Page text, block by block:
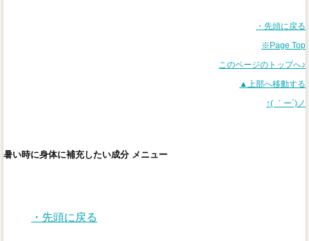
・先頭に戻る
※Page Top
このページのトップへ♪
▲上部へ移動する
↑( ｀ー´)ノ
暑い時に身体に補充したい成分 メニュー
・先頭に戻る